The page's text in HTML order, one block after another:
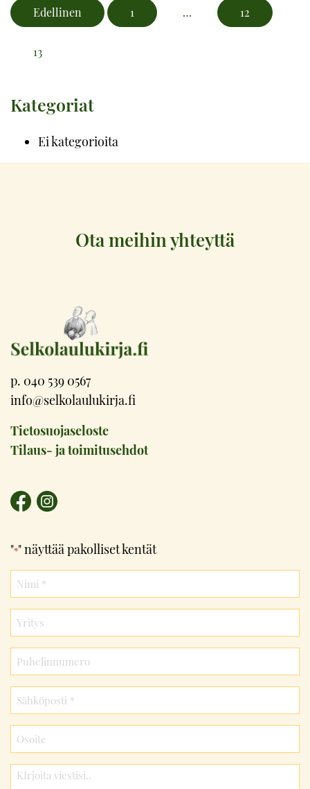
Edellinen 1 … 12
13
Kategoriat
Ei kategorioita
Ota meihin yhteyttä
p. 040 539 0567
info@selkolaulukirja.fi
Tietosuojaseloste
Tilaus- ja toimitusehdot
"*" näyttää pakolliset kentät